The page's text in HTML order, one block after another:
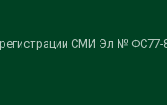
СМИ Эл № ФС77-